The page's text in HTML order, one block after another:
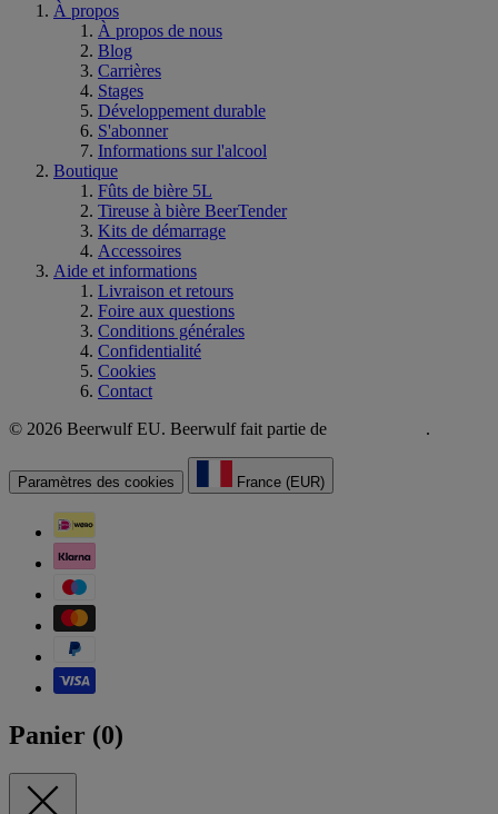
À propos
À propos de nous
Blog
Carrières
Stages
Développement durable
S'abonner
Informations sur l'alcool
Boutique
Fûts de bière 5L
Tireuse à bière BeerTender
Kits de démarrage
Accessoires
Aide et informations
Livraison et retours
Foire aux questions
Conditions générales
Confidentialité
Cookies
Contact
© 2026 Beerwulf EU. Beerwulf fait partie de
.
Paramètres des cookies France (EUR)
Panier (0)